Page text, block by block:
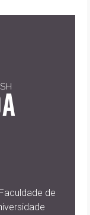
Faculdade de